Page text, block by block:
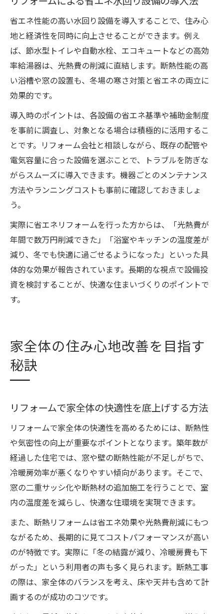
省エネ性能の高い水回り設備を導入することで、住み心
地と経済性を同時に向上させることができます。例え
ば、節水型トイレや自動水栓、エコキュートなどの高効
率給湯器は、光熱費の削減に直結します。断熱性能の高
い浴槽や窓の設置も、冬場の寒さ対策と省エネの両立に
効果的です。
導入時のポイントは、各設備の省エネ基準や補助金制度
を事前に調査し、対象となる場合は積極的に活用するこ
とです。リフォーム会社と相談しながら、既存の配管や
電気容量に合った設備を選ぶことで、トラブルを防ぎな
がらスムーズに導入できます。機器ごとのメンテナンス
方法やランニングコストも事前に確認しておきましょ
う。
実際に省エネリフォームを行った方からは、「光熱費が
年間で数万円削減できた」「浴室やキッチンの温度差が
減り、冬でも快適に過ごせるようになった」といった具
体的な効果が報告されています。長期的な視点で設備投
資を検討することが、快適な住まいづくりのポイントで
す。
家全体の住み心地改善を目指す
秘訣
リフォームで家全体の快適性を底上げする方法
リフォームで家全体の快適性を高めるためには、断熱性
や気密性の向上が重要なポイントとなります。築年数が
経過した住宅では、窓や壁の断熱性能が不足しがちで、
冷暖房効率が悪くなりやすい傾向があります。そこで、
窓の二重サッシ化や断熱材の追加施工を行うことで、室
内の温度差を減らし、快適な住環境を実現できます。
また、断熱リフォームは省エネ効果や光熱費削減にもつ
ながるため、長期的に見てコストパフォーマンスが高い
のが特徴です。実際に「冬の結露が減り、冷暖房費も下
がった」という利用者の声も多く見られます。断熱工事
の際は、家全体のバランスを考え、床や天井も含めて計
画するのが成功のコツです。